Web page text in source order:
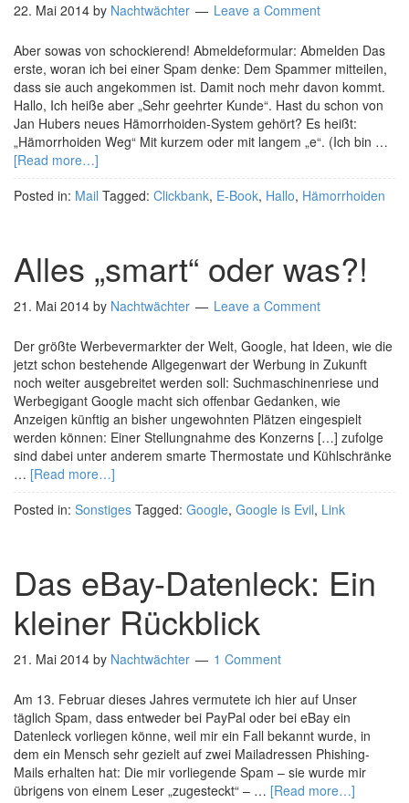
22. Mai 2014 by Nachtwächter Leave a Comment
Aber sowas von schockierend! Abmeldeformular: Abmelden Das
erste, woran ich bei einer Spam denke: Dem Spammer mitteilen,
dass sie auch angekommen ist. Damit noch mehr davon kommt.
Hallo, Ich heiße aber „Sehr geehrter Kunde“. Hast du schon von
Jan Hubers neues Hämorrhoiden-System gehört? Es heißt:
„Hämorrhoiden Weg“ Mit kurzem oder mit langem „e“. (Ich bin …
[Read more…]
Posted in: Mail Tagged: Clickbank, E-Book, Hallo, Hämorrhoiden
Alles „smart“ oder was?!
21. Mai 2014 by Nachtwächter Leave a Comment
Der größte Werbevermarkter der Welt, Google, hat Ideen, wie die
jetzt schon bestehende Allgegenwart der Werbung in Zukunft
noch weiter ausgebreitet werden soll: Suchmaschinenriese und
Werbegigant Google macht sich offenbar Gedanken, wie
Anzeigen künftig an bisher ungewohnten Plätzen eingespielt
werden können: Einer Stellungnahme des Konzerns […] zufolge
sind dabei unter anderem smarte Thermostate und Kühlschränke
… [Read more…]
Posted in: Sonstiges Tagged: Google, Google is Evil, Link
Das eBay-Datenleck: Ein
kleiner Rückblick
21. Mai 2014 by Nachtwächter 1 Comment
Am 13. Februar dieses Jahres vermutete ich hier auf Unser
täglich Spam, dass entweder bei PayPal oder bei eBay ein
Datenleck vorliegen könne, weil mir ein Fall bekannt wurde, in
dem ein Mensch sehr gezielt auf zwei Mailadressen Phishing-
Mails erhalten hat: Die mir vorliegende Spam – sie wurde mir
übrigens von einem Leser „zugesteckt“ – … [Read more…]